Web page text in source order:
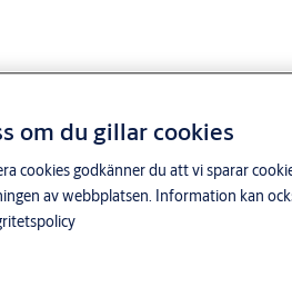
produktsortiment
om du gillar cookies
cookies godkänner du att vi sparar
av webbplatsen. Information kan